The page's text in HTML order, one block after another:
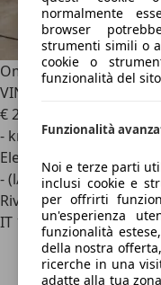
normalmente
browser
strumenti simili o
cookie o
funzionalità del
Funzionalità
Noi e terze parti
inclusi cookie e
per offrirti
un'esperienza
funzionalità
della nostra
ricerche in una
adatte alla tua
Omoda 5Omoda 5 1.5
VINCOLO DI
€ 21.580
- km
Elettrica/Benzina
- (l/100 km)
Rivenditore
IT 13100